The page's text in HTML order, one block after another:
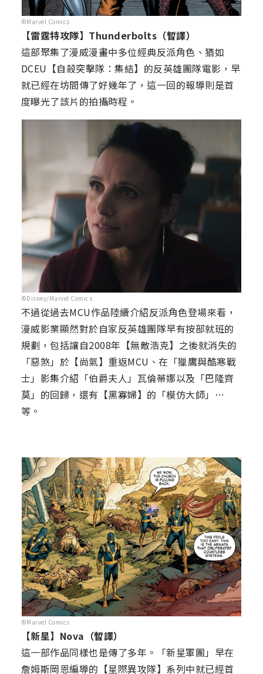
©Marvel Comics
【雷霆特攻隊】Thunderbolts（暫譯）
這部聚集了漫威漫畫中多位經典反派角色、猶如
DCEU【自殺突擊隊：集結】的反英雄團隊電影，早
就已經在坊間傳了好幾年了，這一回的報導則是首
度曝光了該片的拍攝時程。
©Disney/Marvel Comics
不過從過去MCU作品陸續介紹反派角色登場來看，
漫威影業顯然對於自家反英雄團隊早有按部就班的
規劃，包括讓自2008年【無敵浩克】之後就消失的
「惡煞」於【尚氣】重返MCU、在「獵鷹與酷寒戰
士」影集介紹「伯爵夫人」瓦倫蒂娜以及「巴隆齊
莫」的回歸，還有【黑寡婦】的「模仿大師」⋯
等。
©Marvel Comics
【新星】Nova（暫譯）
這一部作品同樣也是傳了多年。「新星軍團」早在
詹姆斯岡恩編導的【星際異攻隊】系列中就已經首